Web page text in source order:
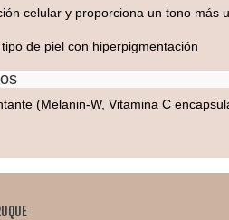
celular y proporciona un tono más
de piel con hiperpigmentación
(Melanin-W, Vitamina C